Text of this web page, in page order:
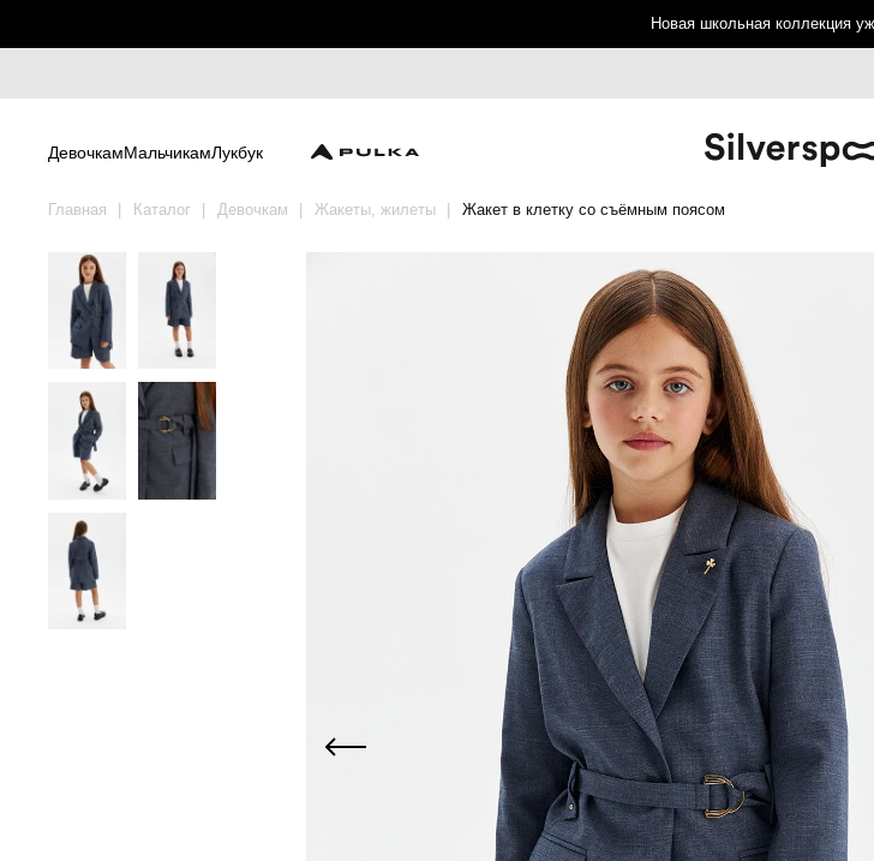
Новая школьная коллекция
ДевочкамМальчикамЛукбук
Главная Каталог Девочкам Жакеты, жилеты Жакет в клетку со съёмным поясом